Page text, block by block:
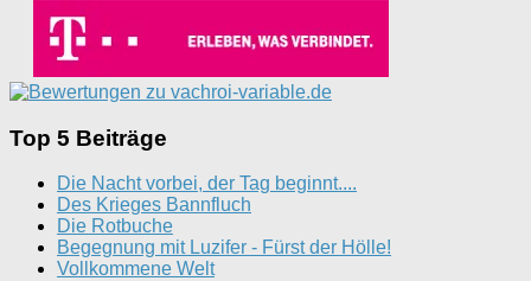
Top 5 Beiträge
Die Nacht vorbei, der Tag beginnt....
Des Krieges Bannfluch
Die Rotbuche
Begegnung mit Luzifer - Fürst der Hölle!
Vollkommene Welt